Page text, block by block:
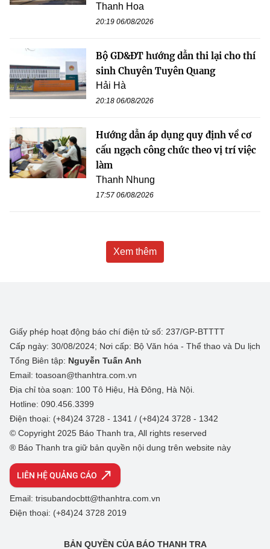
Thanh Hoa
20:19 06/08/2026
Bộ GD&ĐT hướng dẫn thi lại cho thí
sinh Chuyên Tuyên Quang
Hải Hà
20:18 06/08/2026
Hướng dẫn áp dụng quy định về cơ
cấu ngạch công chức theo vị trí việc
làm
Thanh Nhung
17:57 06/08/2026
Xem thêm
Giấy phép hoạt động báo chí điện tử số: 237/GP-BTTTT
Cấp ngày: 30/08/2024; Nơi cấp: Bộ Văn hóa - Thể thao và Du lịch
Tổng Biên tập: Nguyễn Tuấn Anh
Email: toasoan@thanhtra.com.vn
Địa chỉ tòa soạn: 100 Tô Hiệu, Hà Đông, Hà Nội.
Hotline: 090.456.3399
Điện thoại: (+84)24 3728 - 1341 / (+84)24 3728 - 1342
© Copyright 2025 Báo Thanh tra, All rights reserved
® Báo Thanh tra giữ bản quyền nội dung trên website này
LIÊN HỆ QUẢNG CÁO
Email: trisubandocbtt@thanhtra.com.vn
Điện thoại: (+84)24 3728 2019
BẢN QUYỀN CỦA BÁO THANH TRA